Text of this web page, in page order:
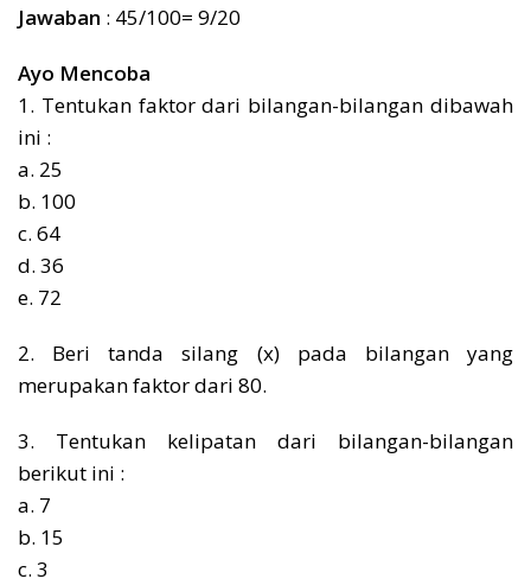
Jawaban : 45/100= 9/20
Ayo Mencoba
1. Tentukan faktor dari bilangan-bilangan dibawah
ini :
a. 25
b. 100
c. 64
d. 36
e. 72
2. Beri tanda silang (x) pada bilangan yang
merupakan faktor dari 80.
3. Tentukan kelipatan dari bilangan-bilangan
berikut ini :
a. 7
b. 15
c. 3